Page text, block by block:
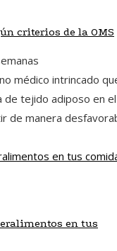
criterios de la OMS
médico intrincado
de tejido adiposo en el
de manera
en tus